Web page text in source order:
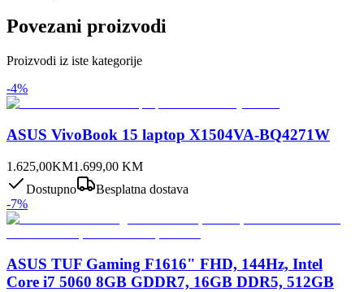
Povezani proizvodi
Proizvodi iz iste kategorije
-4%
ASUS VivoBook 15 laptop X1504VA-BQ4271W
1.625,00KM1.699,00 KM
Dostupno
Besplatna dostava
-7%
ASUS TUF Gaming F1616" FHD, 144Hz, Intel
Core i7 5060 8GB GDDR7, 16GB DDR5, 512GB